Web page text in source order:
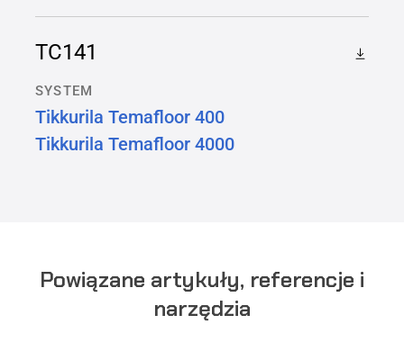
TC141
SYSTEM
Tikkurila Temafloor 400
Tikkurila Temafloor 4000
Powiązane artykuły, referencje i
narzędzia